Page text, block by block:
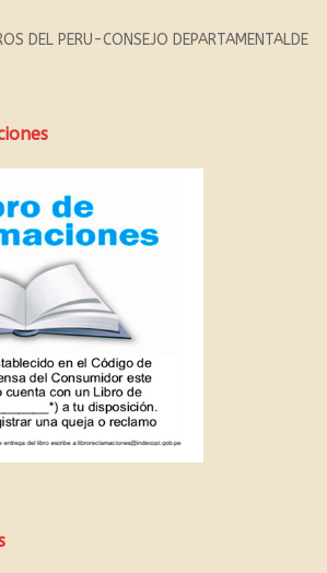
DEL PERU-CONSEJO DEPARTAMENTALDE